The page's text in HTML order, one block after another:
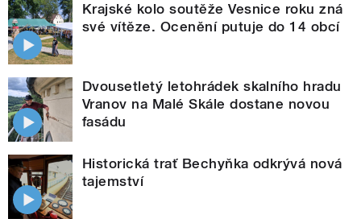
Krajské kolo soutěže Vesnice roku zná
své vítěze. Ocenění putuje do 14 obcí
Dvousetletý letohrádek skalního hradu
Vranov na Malé Skále dostane novou
fasádu
Historická trať Bechyňka odkrývá nová
tajemství